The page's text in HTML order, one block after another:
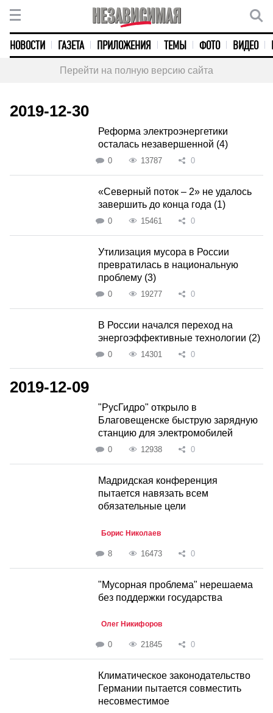
НОВОСТИ ГАЗЕТА ПРИЛОЖЕНИЯ ТЕМЫ ФОТО ВИДЕО
Перейти на полную версию сайта
2019-12-30
Реформа электроэнергетики
осталась незавершенной (4)
0 13787 0
«Северный поток – 2» не удалось
завершить до конца года (1)
0 15461 0
Утилизация мусора в России
превратилась в национальную
проблему (3)
0 19277 0
В России начался переход на
энергоэффективные технологии (2)
0 14301 0
2019-12-09
"РусГидро" открыло в
Благовещенске быструю зарядную
станцию для электромобилей
0 12938 0
Мадридская конференция
пытается навязать всем
обязательные цели
Борис Николаев
8 16473 0
"Мусорная проблема" нерешаема
без поддержки государства
Олег Никифоров
0 21845 0
Климатическое законодательство
Германии пытается совместить
несовместимое